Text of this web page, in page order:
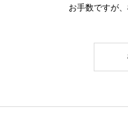
お手数ですが